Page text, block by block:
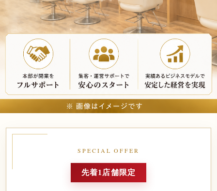
SPECIAL OFFER
先着1店舗限定